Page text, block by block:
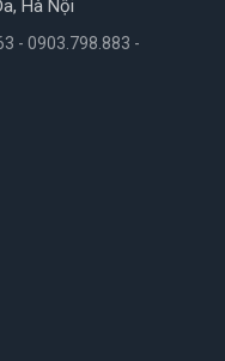
Hà Nội
- 0903.798.883 -